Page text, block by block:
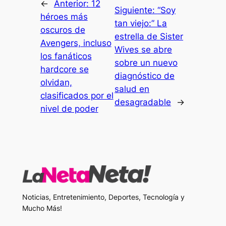
← Anterior: 12
héroes más
oscuros de
Avengers, incluso
los fanáticos
hardcore se
olvidan,
clasificados por el
nivel de poder
Siguiente:“Soy
tan viejo:” La
estrella de Sister
Wives se abre
sobre un nuevo
diagnóstico de
salud en
desagradable
→
Noticias, Entretenimiento, Deportes, Tecnología y
Mucho Más!